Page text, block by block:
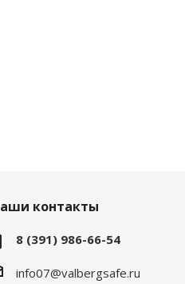
контакты
8 (391) 986-66-54
info07@valbergsafe.ru